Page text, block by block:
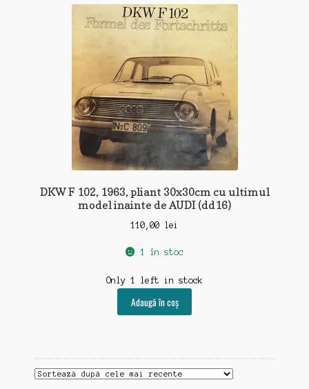
DKW F 102, 1963, pliant 30x30cm cu ultimul
model inainte de AUDI (dd16)
110,00 lei
1 în stoc
Only 1 left in stock
Adaugă în coș